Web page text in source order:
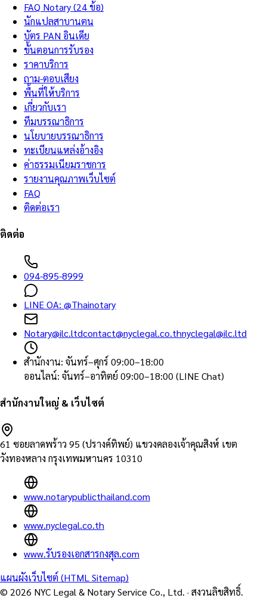
FAQ Notary (24 ข้อ)
นักแปลสาบานตน
บัตร PAN อินเดีย
ขั้นตอนการรับรอง
ราคาบริการ
ถาม-ตอบเสียง
พื้นที่ให้บริการ
เกี่ยวกับเรา
ทีมบรรณาธิการ
นโยบายบรรณาธิการ
ทะเบียนแหล่งอ้างอิง
ค่าธรรมเนียมราชการ
รายงานคุณภาพเว็บไซต์
FAQ
ติดต่อเรา
ติดต่อ
094-895-8999
LINE OA: @Thainotary
Notary@ilc.ltdcontact@nyclegal.co.thnyclegal@ilc.ltd
สำนักงาน: จันทร์–ศุกร์ 09:00–18:00
ออนไลน์: จันทร์–อาทิตย์ 09:00–18:00 (LINE Chat)
สำนักงานใหญ่ & เว็บไซต์
61 ซอยลาดพร้าว 95 (ปรางค์ทิพย์) แขวงคลองเจ้าคุณสิงห์ เขต
วังทองหลาง กรุงเทพมหานคร 10310
www.notarypublicthailand.com
www.nyclegal.co.th
www.รับรองเอกสารกงสุล.com
แผนผังเว็บไซต์ (HTML Sitemap)
© 2026 NYC Legal & Notary Service Co., Ltd. · สงวนลิขสิทธิ์.